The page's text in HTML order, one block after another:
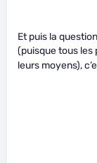
Et puis la
(puisque tous
leurs moyens),